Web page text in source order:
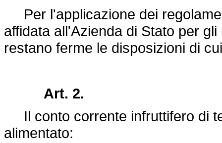
Per l'applicazione dei
affidata all'Azienda di Stato per
restano ferme le disposizioni di
Art. 2.
Il conto corrente infruttifero di
alimentato: